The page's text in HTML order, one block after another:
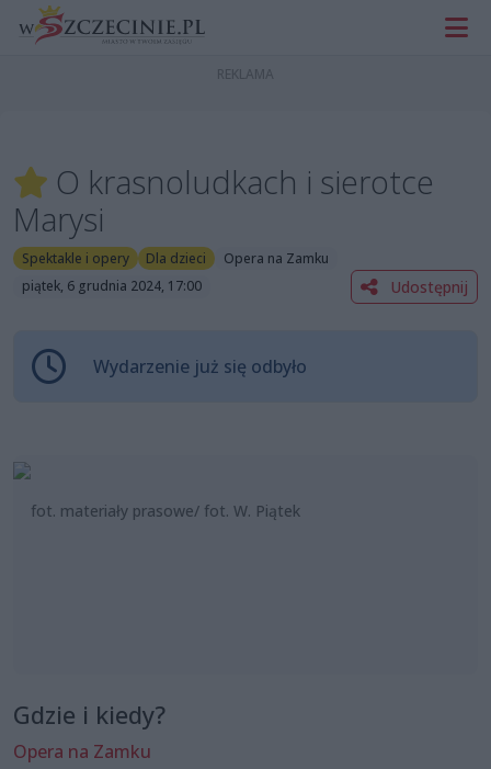
O krasnoludkach i sierotce
Marysi
Spektakle i opery Dla dzieci
Opera na Zamku
piątek, 6 grudnia 2024, 17:00
Udostępnij
Wydarzenie już się odbyło
fot. materiały prasowe/ fot. W. Piątek
Gdzie i kiedy?
Opera na Zamku